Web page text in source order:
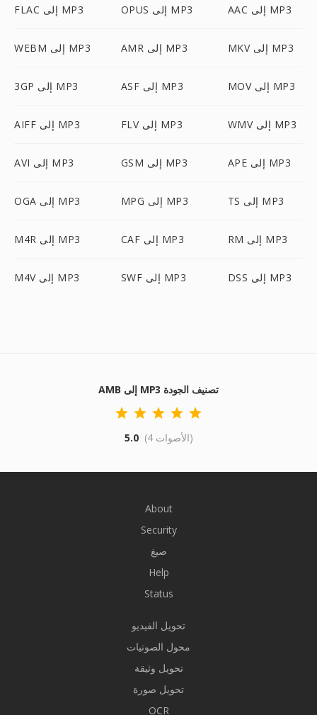
FLAC إلى MP3 OPUS إلى MP3 AAC إلى MP3
WEBM إلى MP3 AMR إلى MP3 MKV إلى MP3
3GP إلى MP3 ASF إلى MP3 MOV إلى MP3
AIFF إلى MP3 FLV إلى MP3 WMV إلى MP3
AVI إلى MP3 GSM إلى MP3 APE إلى MP3
OGA إلى MP3 MPG إلى MP3 TS إلى MP3
M4R إلى MP3 CAF إلى MP3 RM إلى MP3
M4V إلى MP3 SWF إلى MP3 DSS إلى MP3
AMB إلى MP3 تصنيف الجودة
5.0 (4 الأصوات)
About
Security
صيغ
Help
Status
تحويل الفيديو
محول الصوتيات
تحويل وثيقة
تحويل صورة
OCR